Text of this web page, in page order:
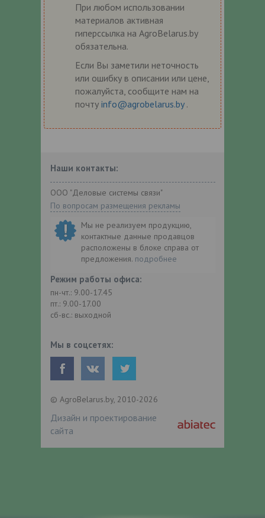
При любом использовании
материалов активная
гиперссылка на AgroBelarus.by
обязательна.
Если Вы заметили неточность
или ошибку в описании или цене,
пожалуйста, сообщите нам на
почту info@agrobelarus.by .
Наши контакты:
ООО "Деловые системы связи"
По вопросам размещения рекламы
Мы не реализуем продукцию,
контактные данные продавцов
расположены в блоке справа от
предложения. подробнее
Режим работы офиса:
пн-чт.: 9.00-17.45
пт.: 9.00-17.00
сб-вс.: выходной
Мы в соцсетях:
© AgroBelarus.by, 2010-2026
Дизайн и проектирование
сайта